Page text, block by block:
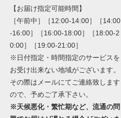
【お届け指定可能時間】
［午前中］［12:00-14:00］［14:00
-16:00］［16:00-18:00］［18:00-2
0:00］［19:00-21:00］
※日付指定・時間指定のサービスを
お受け出来ない地域がございます。
その際はメールにてご連絡致します
ので、予めご了承下さい。
※天候悪化・繁忙期など、流通の問